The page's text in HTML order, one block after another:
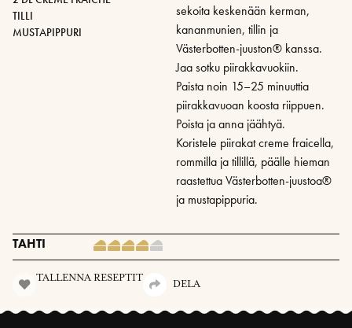
TILLI
MUSTAPIPPURI
sekoita keskenään kerman,
kananmunien, tillin ja
Västerbotten-juuston® kanssa.
Jaa sotku piirakkavuokiin.
Paista noin 15–25 minuuttia
piirakkavuoan koosta riippuen.
Poista ja anna jäähtyä.
Koristele piirakat creme fraicella,
rommilla ja tillillä, päälle hieman
raastettua Västerbotten-juustoa®
ja mustapippuria.
TAHTI
TALLENNA RESEPTIT
DELA